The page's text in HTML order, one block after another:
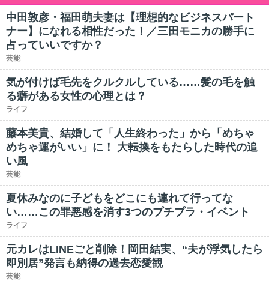
中田敦彦・福田萌夫妻は【理想的なビジネスパート
ナー】になれる相性だった！／三田モニカの勝手に
占っていいですか？
芸能
気が付けば毛先をクルクルしている……髪の毛を触
る癖がある女性の心理とは？
ライフ
藤本美貴、結婚して「人生終わった」から「めちゃ
めちゃ運がいい」に！ 大転換をもたらした時代の追
い風
芸能
夏休みなのに子どもをどこにも連れて行ってな
い……この罪悪感を消す3つのプチプラ・イベント
ライフ
元カレはLINEごと削除！岡田結実、“夫が浮気したら
即別居”発言も納得の過去恋愛観
芸能